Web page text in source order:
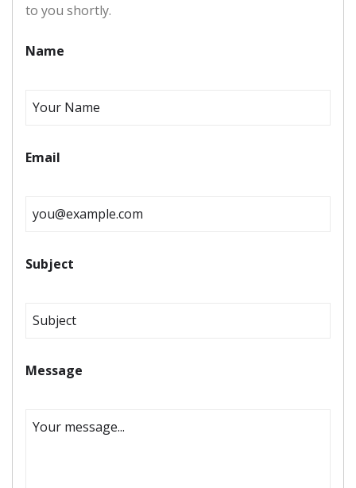
to you shortly.
Name
Email
Subject
Message